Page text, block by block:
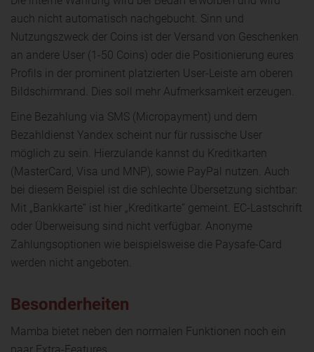
auch nicht automatisch nachgebucht. Sinn und
Nutzungszweck der Coins ist der Versand von Geschenken
an andere User (1-50 Coins) oder die Positionierung eures
Profils in der prominent platzierten User-Leiste am oberen
Bildschirmrand. Dies soll mehr Aufmerksamkeit erzeugen.
Eine Bezahlung via SMS (Micropayment) und dem
Bezahldienst Yandex scheint nur für russische User
möglich zu sein. Hierzulande kannst du Kreditkarten
(MasterCard, Visa und MNP), sowie PayPal nutzen. Auch
bei diesem Beispiel ist die schlechte Übersetzung sichtbar:
Mit „Bankkarte“ ist hier „Kreditkarte“ gemeint. EC-Lastschrift
oder Überweisung sind nicht verfügbar. Anonyme
Zahlungsoptionen wie beispielsweise die Paysafe-Card
werden nicht angeboten.
Besonderheiten
Mamba bietet neben den normalen Funktionen noch ein